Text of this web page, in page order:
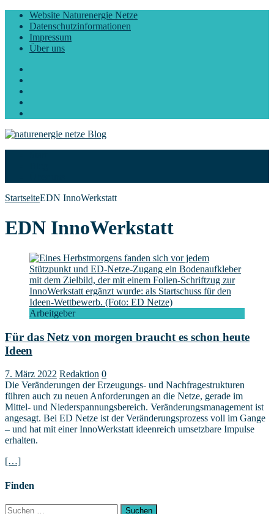
Website Naturenergie Netze
Datenschutzinformationen
Impressum
Über uns
StartseiteEDN InnoWerkstatt
EDN InnoWerkstatt
Arbeitgeber
Für das Netz von morgen braucht es schon heute
Ideen
7. März 2022 Redaktion 0
Die Veränderungen der Erzeugungs- und Nachfragestrukturen
führen auch zu neuen Anforderungen an die Netze, gerade im
Mittel- und Niederspannungsbereich. Veränderungsmanagement ist
angesagt. Bei ED Netze ist der Veränderungsprozess voll im Gange
– und hat mit einer InnoWerkstatt ideenreich umsetzbare Impulse
erhalten.
[…]
Finden
Suchen